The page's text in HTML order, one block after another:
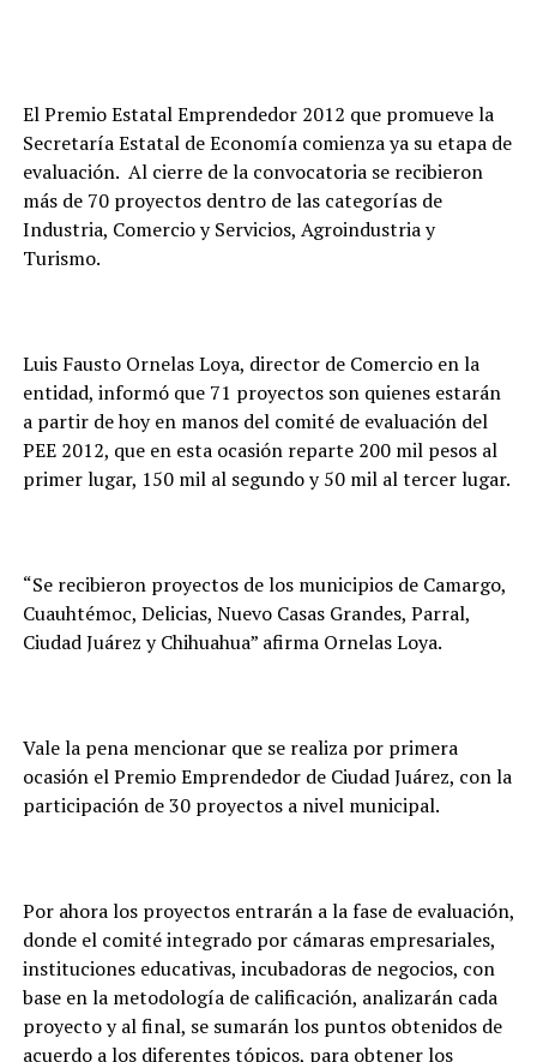
El Premio Estatal Emprendedor 2012 que promueve la
Secretaría Estatal de Economía comienza ya su etapa de
evaluación. Al cierre de la convocatoria se recibieron
más de 70 proyectos dentro de las categorías de
Industria, Comercio y Servicios, Agroindustria y
Turismo.
Luis Fausto Ornelas Loya, director de Comercio en la
entidad, informó que 71 proyectos son quienes estarán
a partir de hoy en manos del comité de evaluación del
PEE 2012, que en esta ocasión reparte 200 mil pesos al
primer lugar, 150 mil al segundo y 50 mil al tercer lugar.
“Se recibieron proyectos de los municipios de Camargo,
Cuauhtémoc, Delicias, Nuevo Casas Grandes, Parral,
Ciudad Juárez y Chihuahua” afirma Ornelas Loya.
Vale la pena mencionar que se realiza por primera
ocasión el Premio Emprendedor de Ciudad Juárez, con la
participación de 30 proyectos a nivel municipal.
Por ahora los proyectos entrarán a la fase de evaluación,
donde el comité integrado por cámaras empresariales,
instituciones educativas, incubadoras de negocios, con
base en la metodología de calificación, analizarán cada
proyecto y al final, se sumarán los puntos obtenidos de
acuerdo a los diferentes tópicos, para obtener los